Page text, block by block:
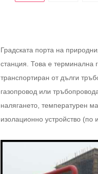
Градската порта на
станция. Това е терминална
транспортиран от дълги
газопровод или
налягането, температурен
изолационно устройство (по